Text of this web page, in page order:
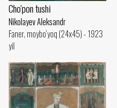
Cho'pon tushi
Nikolayev Aleksandr
Faner, moybo‘yoq (24x45) - 1923
yil